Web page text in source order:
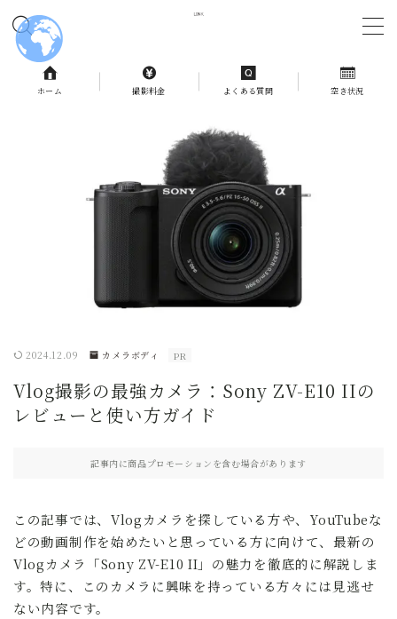
MENU
ホーム 撮影料金 よくある質問 空き状況
2024.12.09 カメラボディ PR
Vlog撮影の最強カメラ：Sony ZV-E10 IIの
レビューと使い方ガイド
記事内に商品プロモーションを含む場合があります
この記事では、Vlogカメラを探している方や、YouTubeな
どの動画制作を始めたいと思っている方に向けて、最新の
Vlogカメラ「Sony ZV-E10 II」の魅力を徹底的に解説しま
す。特に、このカメラに興味を持っている方々には見逃せ
ない内容です。